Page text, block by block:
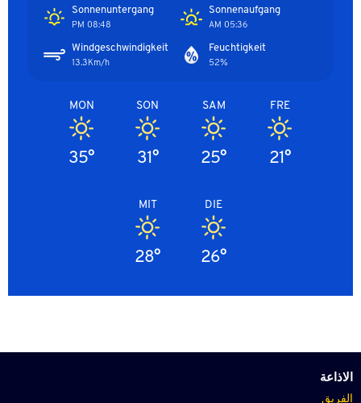
Sonnenaufgang
05:36 AM
Sonnenuntergang
08:48 PM
Feuchtigkeit
52%
Windgeschwindigkeit
13.3Km/h
FRE
21°
SAM
25°
SON
31°
MON
35°
DIE
26°
MIT
28°
الاذاعة
الفريق